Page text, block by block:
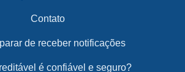
Contato
de receber notificações
é confiável e seguro?